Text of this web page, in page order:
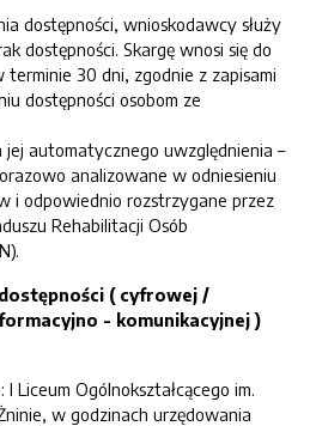
dostępności, wnioskodawcy służy
dostępności. Skargę wnosi się do
terminie 30 dni, zgodnie z zapisami
dostępności osobom ze
jej automatycznego uwzględnienia –
analizowane w odniesieniu
i odpowiednio rozstrzygane przez
Rehabilitacji Osób
( cyfrowej /
- komunikacyjnej )
Liceum Ogólnokształcącego im.
w godzinach urzędowania